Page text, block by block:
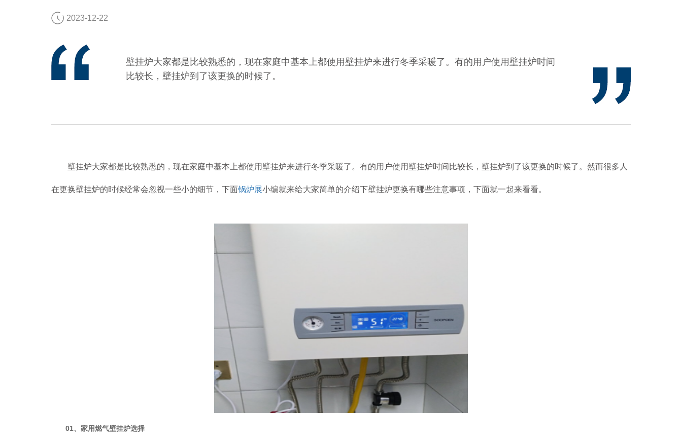
2023-12-22
壁挂炉大家都是比较熟悉的，现在家庭中基本上都使用壁挂炉来进行冬季采暖了。有的用户使用壁挂炉时间
比较长，壁挂炉到了该更换的时候了。
壁挂炉大家都是比较熟悉的，现在家庭中基本上都使用壁挂炉来进行冬季采暖了。有的用户使用壁挂炉时间比较长，壁挂炉到了该更换的时候了。然而很多人
在更换壁挂炉的时候经常会忽视一些小的细节，下面锅炉展小编就来给大家简单的介绍下壁挂炉更换有哪些注意事项，下面就一起来看看。
01、家用燃气壁挂炉选择